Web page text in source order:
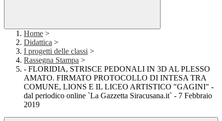
Home >
Didattica >
I progetti delle classi >
Rassegna Stampa >
- FLORIDIA, STRISCE PEDONALI IN 3D AL PLESSO
AMATO. FIRMATO PROTOCOLLO DI INTESA TRA
COMUNE, LIONS E IL LICEO ARTISTICO "GAGINI" -
dal periodico online `La Gazzetta Siracusana.it` - 7 Febbraio
2019